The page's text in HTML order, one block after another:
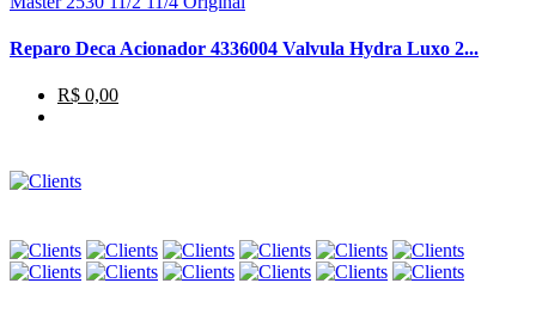
Reparo Deca Acionador 4336004 Valvula Hydra Luxo 2...
R$ 0,00